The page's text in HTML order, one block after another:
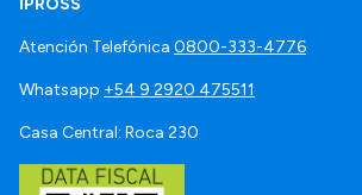
Atención Telefónica 0800-333-4776
Whatsapp +54 9 2920 475511
Casa Central: Roca 230